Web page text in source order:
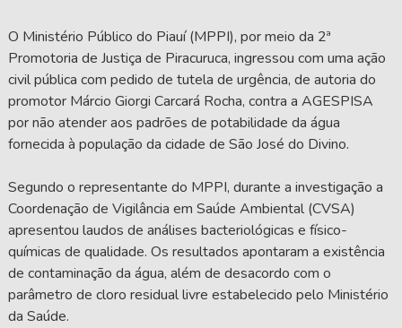
O Ministério Público do Piauí (MPPI), por meio da 2ª
Promotoria de Justiça de Piracuruca, ingressou com uma ação
civil pública com pedido de tutela de urgência, de autoria do
promotor Márcio Giorgi Carcará Rocha, contra a AGESPISA
por não atender aos padrões de potabilidade da água
fornecida à população da cidade de São José do Divino.
Segundo o representante do MPPI, durante a investigação a
Coordenação de Vigilância em Saúde Ambiental (CVSA)
apresentou laudos de análises bacteriológicas e físico-
químicas de qualidade. Os resultados apontaram a existência
de contaminação da água, além de desacordo com o
parâmetro de cloro residual livre estabelecido pelo Ministério
da Saúde.